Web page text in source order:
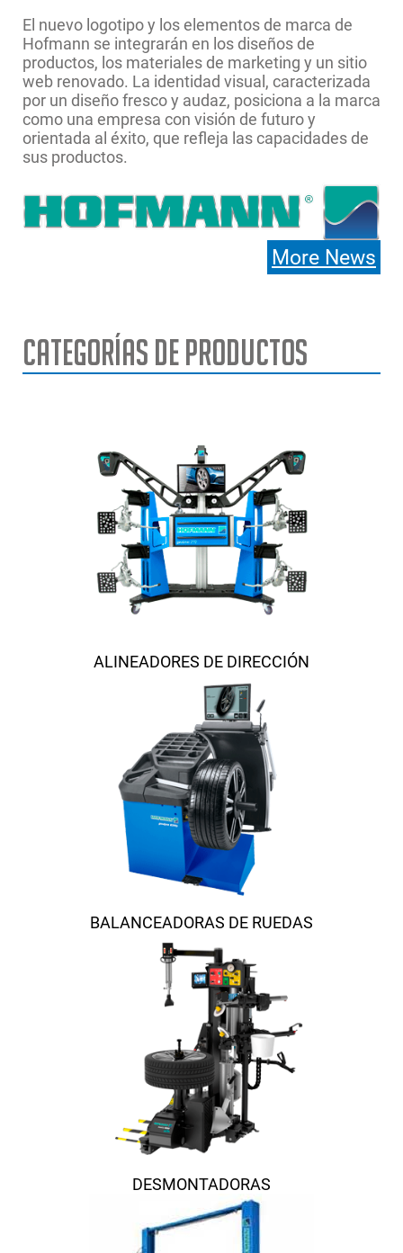
El nuevo logotipo y los elementos de marca de
Hofmann se integrarán en los diseños de
productos, los materiales de marketing y un sitio
web renovado. La identidad visual, caracterizada
por un diseño fresco y audaz, posiciona a la marca
como una empresa con visión de futuro y
orientada al éxito, que refleja las capacidades de
sus productos.
More News
Categorías de Productos
ALINEADORES DE DIRECCIÓN
BALANCEADORAS DE RUEDAS
DESMONTADORAS